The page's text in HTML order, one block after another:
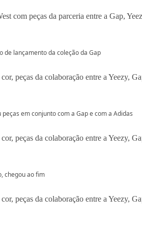
de lançamento da coleção da Gap
em conjunto com a Gap e com a Adidas
chegou ao fim